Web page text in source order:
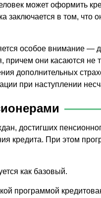
может оформить
заключается в том, что
особое внимание —
причем они касаются не
дополнительных
при наступлении
достигших
кредита. При этом
как базовый.
программой